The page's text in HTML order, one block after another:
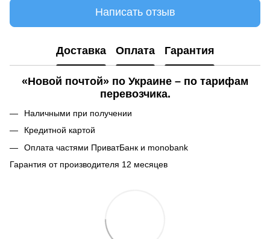
Написать отзыв
Доставка Оплата Гарантия
«Новой почтой» по Украине – по тарифам
перевозчика.
Наличными при получении
Кредитной картой
Оплата частями ПриватБанк и monobank
Гарантия от производителя 12 месяцев